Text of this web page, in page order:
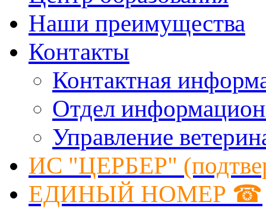
Наши преимущества
Контакты
Контактная
Отдел
Управление
ИС "ЦЕРБЕР"
ЕДИНЫЙ НОМЕР ☎